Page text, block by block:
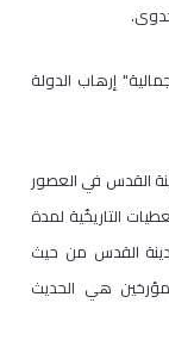
إرهاب الدولة
القدس في العصور
التاريخّية لمدة
القدس من حيث
هي الحديث